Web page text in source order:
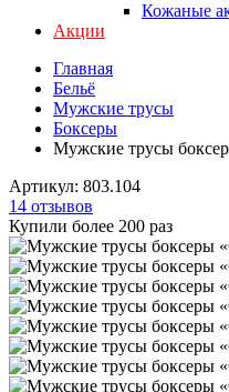
Кожаные
Акции
Главная
Бельё
Мужские трусы
Боксеры
Мужские трусы
Артикул: 803.104
14 отзывов
Купили более 200 раз